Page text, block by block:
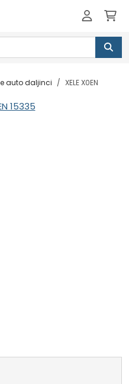
auto daljinci XELE X0EN